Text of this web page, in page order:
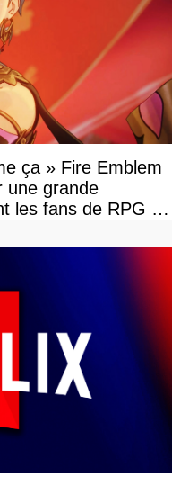
ça » Fire Emblem
une grande
les fans de RPG en